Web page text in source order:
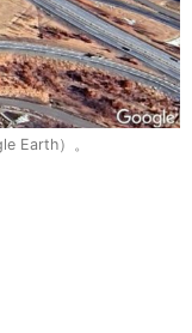
Earth）。